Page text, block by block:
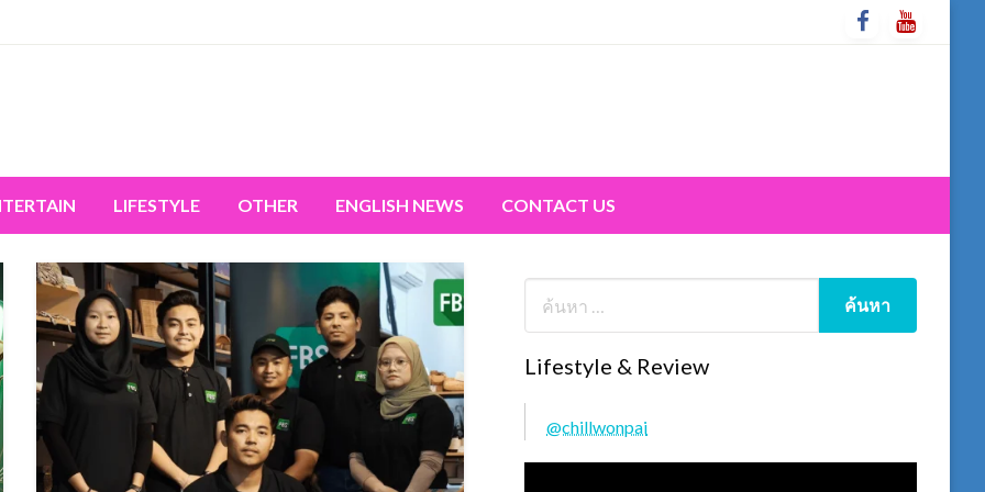
LIFESTYLE OTHER ENGLISH NEWS CONTACT US
Lifestyle & Review
@chillwonpai